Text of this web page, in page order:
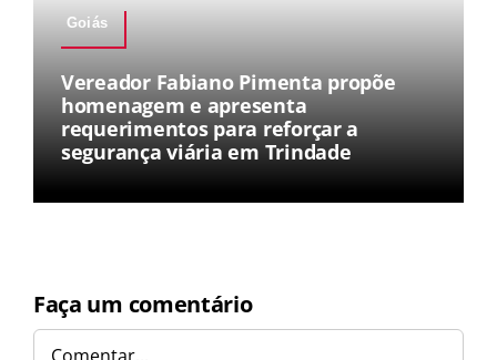
Goiás
Vereador Fabiano Pimenta propõe
homenagem e apresenta
requerimentos para reforçar a
segurança viária em Trindade
Faça um comentário
Comentar